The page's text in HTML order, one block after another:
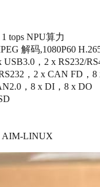
1 tops NPU算力
解码,1080P60
，2 x RS232/
，2 x CAN FD，
，8 x DI，8 x DO
AIM-LINUX